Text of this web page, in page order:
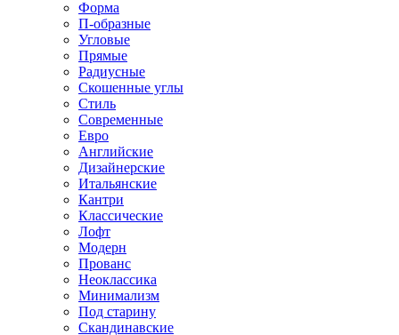
Форма
П-образные
Угловые
Прямые
Радиусные
Скошенные углы
Стиль
Современные
Евро
Английские
Дизайнерские
Итальянские
Кантри
Классические
Лофт
Модерн
Прованс
Неоклассика
Минимализм
Под старину
Скандинавские